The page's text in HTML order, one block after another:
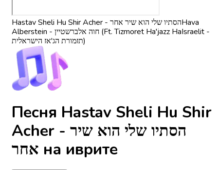
Hastav Sheli Hu Shir Acher - הסתיו שלי הוא שיר אחרHava
Alberstein - חוה אלברשטיין (Ft. Tizmoret Ha'jazz HaIsraelit -
תזמורת הג'אז הישראלית)
Песня Hastav Sheli Hu Shir
Acher - הסתיו שלי הוא שיר
אחר на иврите